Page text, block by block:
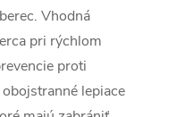
Vhodná
pri rýchlom
proti
lepiace